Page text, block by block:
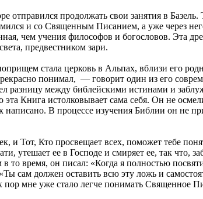
отправился продолжать свои занятия в
и со Священным Писанием, а уже через
чем учения философов и богословов. Эта
предвестником зари.
стала церковь в Альпах, вблизи его
понимал, — говорит один из его
разницу между библейскими истинами и
Книга истолковывает сама себя. Он не
В процессе изучения Библии он не
Кто просвещает всех, поможет тебе
утешает ее в Господе и смиряет ее, так что,
то время, он писал: «Когда я полностью
сам должен оставить всю эту ложь и
мне уже стало легче понимать Священное